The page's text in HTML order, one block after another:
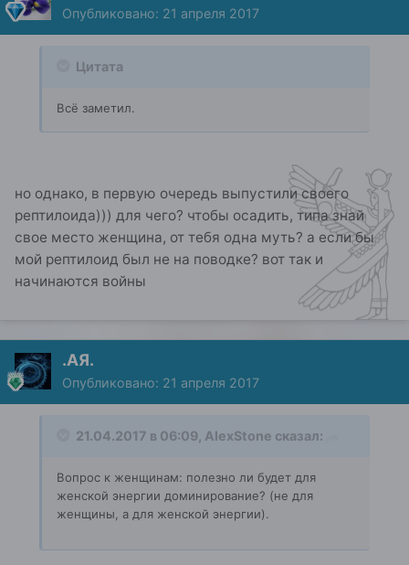
Опубликовано: 21 апреля 2017
Цитата
Всё заметил.
но однако, в первую очередь выпустили своего
рептилоида))) для чего? чтобы осадить, типа знай
свое место женщина, от тебя одна муть? а если бы
мой рептилоид был не на поводке? вот так и
начинаются войны
.АЯ.
Опубликовано: 21 апреля 2017
21.04.2017 в 06:09, AlexStone сказал:
Вопрос к женщинам: полезно ли будет для
женской энергии доминирование? (не для
женщины, а для женской энергии).